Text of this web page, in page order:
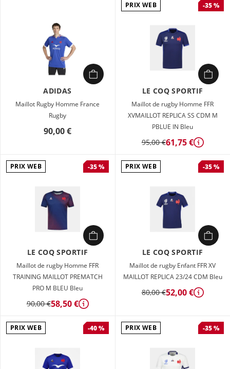
ADIDAS
Maillot Rugby Homme France
Rugby
90,00 €
PRIX WEB -35 %
LE COQ SPORTIF
Maillot de rugby Homme FFR
XVMAILLOT REPLICA SS CDM M
PBLUE IN Bleu
95,00 €61,75 € Détails
PRIX WEB -35 %
LE COQ SPORTIF
Maillot de rugby Homme FFR
TRAINING MAILLOT PREMATCH
PRO M BLEU Bleu
90,00 €58,50 € Détails
PRIX WEB -35 %
LE COQ SPORTIF
Maillot de rugby Enfant FFR XV
MAILLOT REPLICA 23/24 CDM Bleu
80,00 €52,00 € Détails
PRIX WEB -40 % PRIX WEB -35 %